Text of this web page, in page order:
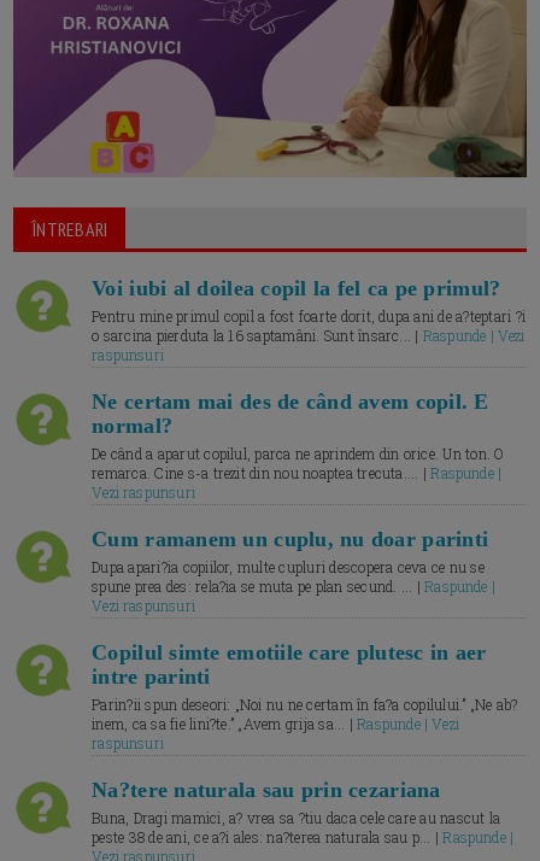
ÎNTREBARI
Voi iubi al doilea copil la fel ca pe primul?
Pentru mine primul copil a fost foarte dorit, dupa ani de a?teptari ?i
o sarcina pierduta la 16 saptamâni. Sunt însarc... | Raspunde | Vezi
raspunsuri
Ne certam mai des de când avem copil. E
normal?
De când a aparut copilul, parca ne aprindem din orice. Un ton. O
remarca. Cine s-a trezit din nou noaptea trecuta.... |Raspunde |
Vezi raspunsuri
Cum ramanem un cuplu, nu doar parinti
Dupa apari?ia copiilor, multe cupluri descopera ceva ce nu se
spune prea des: rela?ia se muta pe plan secund. ... |Raspunde |
Vezi raspunsuri
Copilul simte emotiile care plutesc in aer
intre parinti
Parin?ii spun deseori: „Noi nu ne certam în fa?a copilului.” „Ne ab?
inem, ca sa fie lini?te.” „Avem grija sa... |Raspunde | Vezi
raspunsuri
Na?tere naturala sau prin cezariana
Buna, Dragi mamici, a? vrea sa ?tiu daca cele care au nascut la
peste 38 de ani, ce a?i ales: na?terea naturala sau p... |Raspunde |
Vezi raspunsuri